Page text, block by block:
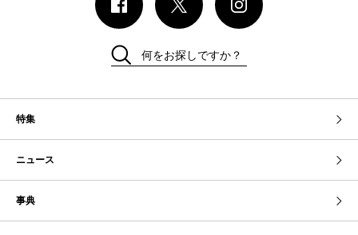
特集
ニュース
事典
何をお探しですか？